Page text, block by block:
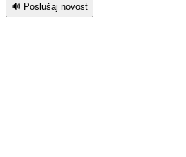
🔊 Poslušaj novost